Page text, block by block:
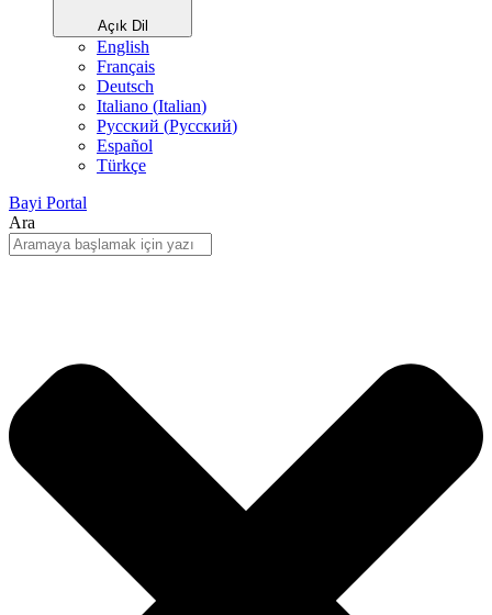
Açık Dil
English
Français
Deutsch
Italiano (Italian)
Русский (Pусский)
Español
Türkçe
Bayi Portal
Ara